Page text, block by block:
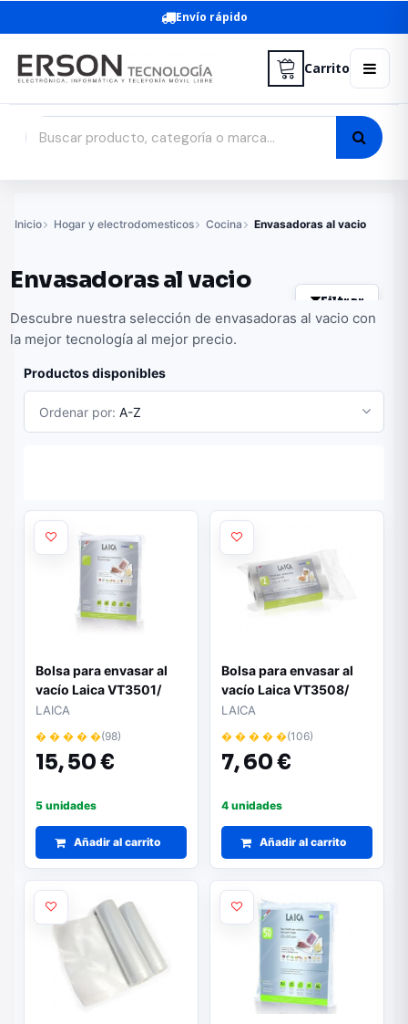
Envío rápido
Carrito
Inicio Hogar y electrodomesticos Cocina Envasadoras al vacio
Envasadoras al vacio
Filtrar
Descubre nuestra selección de envasadoras al vacio con
la mejor tecnología al mejor precio.
Productos disponibles
Ordenar por: A-Z
Bolsa para envasar al
vacío Laica VT3501/
20+28cm/ 100 bolsas
LAICA
� � � � �(98)
15,50 €
5 unidades
Añadir al carrito
Bolsa para envasar al
vacío Laica VT3508/
20+600cm
LAICA
� � � � �(106)
7,60 €
4 unidades
Añadir al carrito